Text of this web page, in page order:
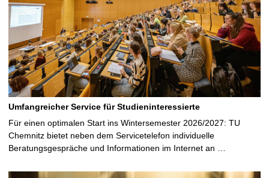
Umfangreicher Service für Studieninteressierte
Für einen optimalen Start ins Wintersemester 2026/2027: TU
Chemnitz bietet neben dem Servicetelefon individuelle
Beratungsgespräche und Informationen im Internet an …